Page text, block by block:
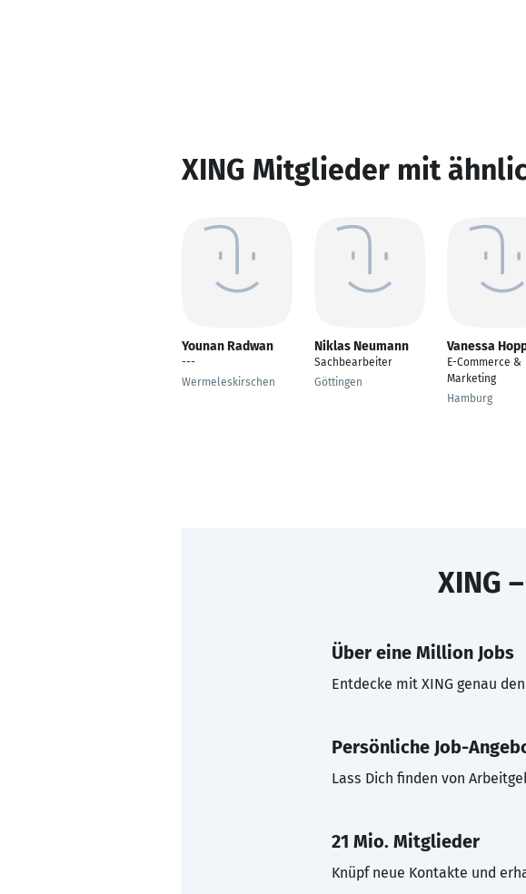
XING Mitglieder mit
Younan Radwan
---
Wermeleskirschen
Niklas Neumann
Sachbearbeiter
Göttingen
Vanessa
E-Commerce &
Marketing
Hamburg
XING
Über eine Million Jobs
Entdecke mit XING genau
Persönliche Job-
Lass Dich finden von
21 Mio. Mitglieder
Knüpf neue Kontakte und